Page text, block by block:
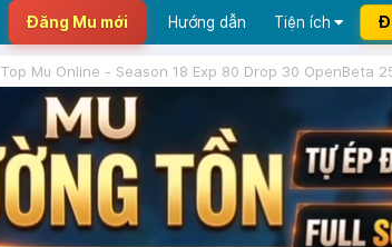
Đăng Mu mới Hướng dẫn Tiện ích
Top Mu Online - Season 18 Exp 80 Drop 30 OpenBeta